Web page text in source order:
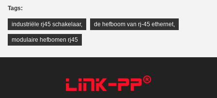
Tags:
industriële rj45 schakelaar, de hefboom van rj-45 ethernet,
modulaire hefbomen rj45